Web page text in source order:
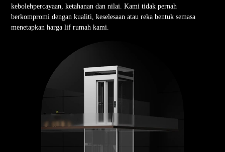
kebolehpercayaan, ketahanan dan nilai. Kami tidak pernah
berkompromi dengan kualiti, keselesaan atau reka bentuk semasa
menetapkan harga lif rumah kami.